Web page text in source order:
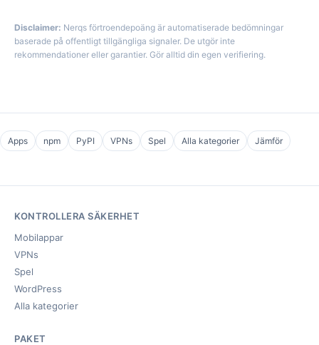
Disclaimer: Nerqs förtroendepoäng är automatiserade bedömningar
baserade på offentligt tillgängliga signaler. De utgör inte
rekommendationer eller garantier. Gör alltid din egen verifiering.
Apps npm PyPI VPNs Spel Alla kategorier Jämför
KONTROLLERA SÄKERHET
Mobilappar
VPNs
Spel
WordPress
Alla kategorier
PAKET